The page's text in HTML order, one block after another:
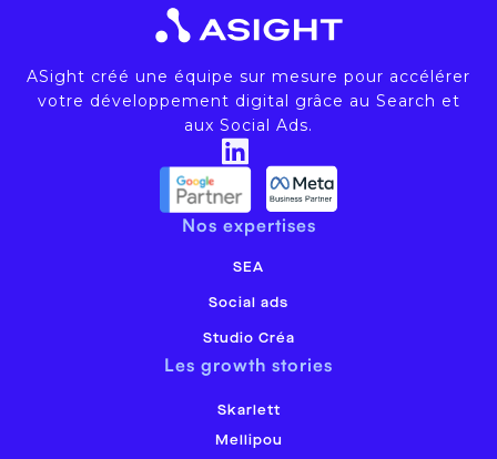
ASight créé une équipe sur mesure pour accélérer
votre développement digital grâce au Search et
aux Social Ads.
Nos expertises
SEA
Social ads
Studio Créa
Les growth stories
Skarlett
Mellipou